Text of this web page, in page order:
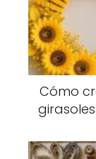
Cómo